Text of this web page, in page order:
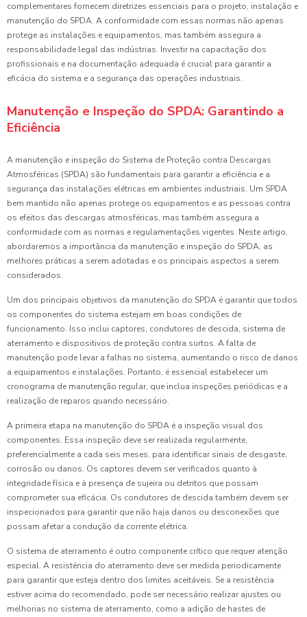
complementares fornecem diretrizes essenciais para o projeto, instalação e
manutenção do SPDA. A conformidade com essas normas não apenas
protege as instalações e equipamentos, mas também assegura a
responsabilidade legal das indústrias. Investir na capacitação dos
profissionais e na documentação adequada é crucial para garantir a
eficácia do sistema e a segurança das operações industriais.
Manutenção e Inspeção do SPDA: Garantindo a
Eficiência
A manutenção e inspeção do Sistema de Proteção contra Descargas
Atmosféricas (SPDA) são fundamentais para garantir a eficiência e a
segurança das instalações elétricas em ambientes industriais. Um SPDA
bem mantido não apenas protege os equipamentos e as pessoas contra
os efeitos das descargas atmosféricas, mas também assegura a
conformidade com as normas e regulamentações vigentes. Neste artigo,
abordaremos a importância da manutenção e inspeção do SPDA, as
melhores práticas a serem adotadas e os principais aspectos a serem
considerados.
Um dos principais objetivos da manutenção do SPDA é garantir que todos
os componentes do sistema estejam em boas condições de
funcionamento. Isso inclui captores, condutores de descida, sistema de
aterramento e dispositivos de proteção contra surtos. A falta de
manutenção pode levar a falhas no sistema, aumentando o risco de danos
a equipamentos e instalações. Portanto, é essencial estabelecer um
cronograma de manutenção regular, que inclua inspeções periódicas e a
realização de reparos quando necessário.
A primeira etapa na manutenção do SPDA é a inspeção visual dos
componentes. Essa inspeção deve ser realizada regularmente,
preferencialmente a cada seis meses, para identificar sinais de desgaste,
corrosão ou danos. Os captores devem ser verificados quanto à
integridade física e à presença de sujeira ou detritos que possam
comprometer sua eficácia. Os condutores de descida também devem ser
inspecionados para garantir que não haja danos ou desconexões que
possam afetar a condução da corrente elétrica.
O sistema de aterramento é outro componente crítico que requer atenção
especial. A resistência do aterramento deve ser medida periodicamente
para garantir que esteja dentro dos limites aceitáveis. Se a resistência
estiver acima do recomendado, pode ser necessário realizar ajustes ou
melhorias no sistema de aterramento, como a adição de hastes de